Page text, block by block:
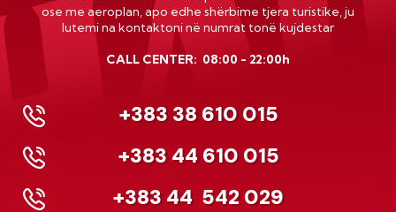
ose me aeroplan, apo edhe shërbime tjera turistike, ju
lutemi na kontaktoni në numrat tonë kujdestar
CALL CENTER: 08:00 - 22:00h
+383 38 610 015
+383 44 610 015
+383 44 542 029